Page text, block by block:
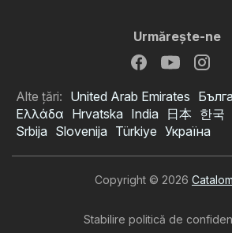
Urmăreşte-ne
Alte țări: United Arab Emirates
Ελλάδα Hrvatska India 日本 한국
Srbija Slovenija Türkiye Україна
Copyright © 2026
Stabilire politică de